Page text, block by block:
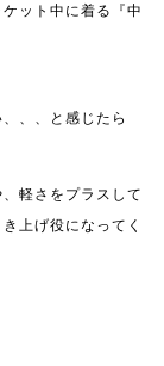
ット中に着る『中
、、と感じたら
軽さをプラスして
上げ役になってく